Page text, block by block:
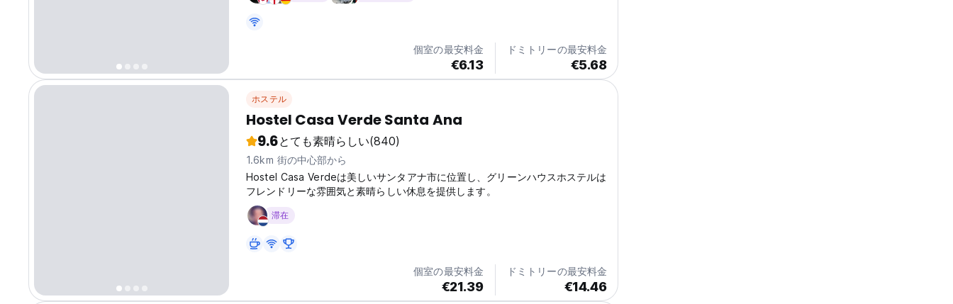
個室の最安料金
€6.13
ドミトリーの最安料金
€5.68
ホステル
Hostel Casa Verde Santa Ana
9.6とても素晴らしい(840)
1.6km 街の中心部から
Hostel Casa Verdeは美しいサンタアナ市に位置し、グリーンハウスホステルは
フレンドリーな雰囲気と素晴らしい休息を提供します。
滞在
個室の最安料金
€21.39
ドミトリーの最安料金
€14.46